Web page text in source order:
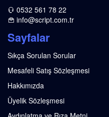
0532 561 78 22
info@script.com.tr
Sayfalar
Sıkça Sorulan Sorular
Mesafeli Satış Sözleşmesi
Hakkımızda
Üyelik Sözleşmesi